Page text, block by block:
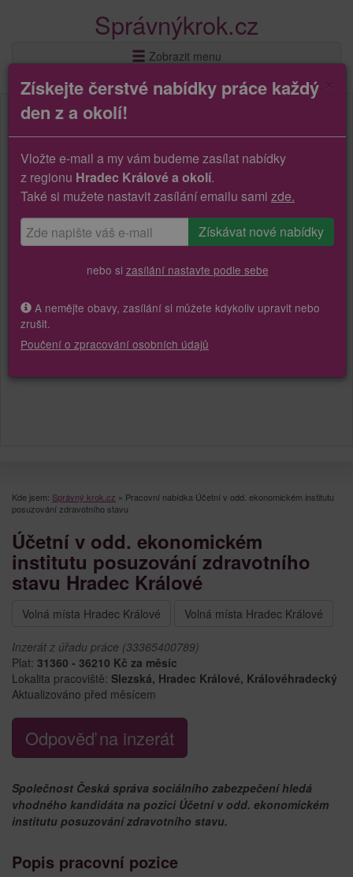
Správnýkrok.cz
Zobrazit menu
Kde jsem: Správný krok.cz » Pracovní nabídka Účetní v odd. ekonomickém institutu
posuzování zdravotního stavu
Účetní v odd. ekonomickém
institutu posuzování zdravotního
stavu Hradec Králové
Volná místa Hradec Králové Volná místa Hradec Králové
Inzerát z úřadu práce (33365400789)
Plat: 31360 - 36210 Kč za měsíc
Lokalita pracoviště: Slezská, Hradec Králové, Královéhradecký
Aktualizováno před měsícem
Odpověď na inzerát
Společnost Česká správa sociálního zabezpečení hledá
vhodného kandidáta na pozici Účetní v odd. ekonomickém
institutu posuzování zdravotního stavu.
Popis pracovní pozice
Získejte čerstvé nabídky práce každý
den z a okolí!
Vložte e-mail a my vám budeme zasílat nabídky
z regionu Hradec Králové a okolí.
Také si mužete nastavit zasílání emailu sami zde.
nebo si zasílání nastavte podle sebe
A nemějte obavy, zasílání si můžete kdykoliv upravit nebo
zrušit.
Poučení o zpracování osobních údajů